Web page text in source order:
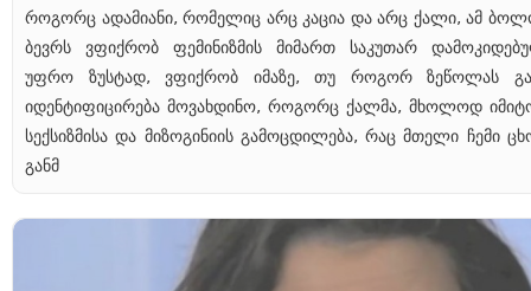
როგორც ადამიანი, რომელიც არც კაცია და არც ქალი, ამ
ბევრს ვფიქრობ ფემინიზმის მიმართ საკუთარ
უფრო ზუსტად, ვფიქრობ იმაზე, თუ როგორ ზეწოლას
იდენტიფიცირება მოვახდინო, როგორც ქალმა, მხოლოდ
სექსიზმისა და მიზოგინიის გამოცდილება, რაც მთელი ჩემი
განმ